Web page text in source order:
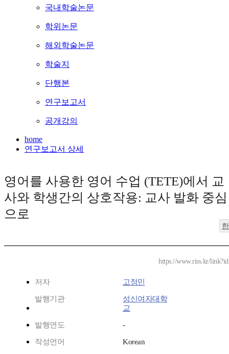
국내학술논문
학위논문
해외학술논문
학술지
단행본
연구보고서
공개강의
home
연구보고서 상세
영어를 사용한 영어 수업 (TETE)에서 교
사와 학생간의 상호작용: 교사 발화 중심
으로
https://www.riss.kr/
저자 고정민
발행기관
성신여자대학
교
발행연도 -
작성언어 Korean